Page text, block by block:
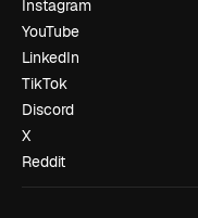
Instagram
YouTube
LinkedIn
TikTok
Discord
X
Reddit